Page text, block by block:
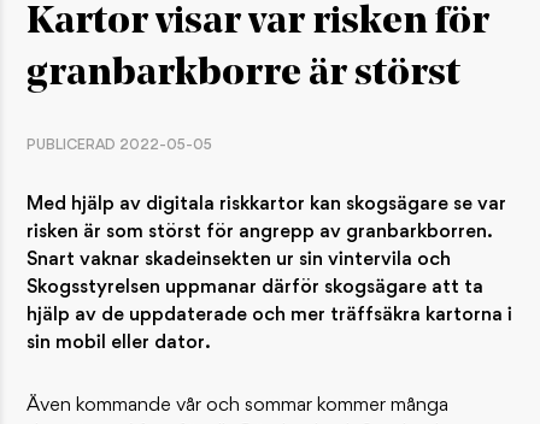
Kartor visar var risken för
granbarkborre är störst
PUBLICERAD 2022-05-05
Med hjälp av digitala riskkartor kan skogsägare se var
risken är som störst för angrepp av granbarkborren.
Snart vaknar skadeinsekten ur sin vintervila och
Skogsstyrelsen uppmanar därför skogsägare att ta
hjälp av de uppdaterade och mer träffsäkra kartorna i
sin mobil eller dator.
Även kommande vår och sommar kommer många